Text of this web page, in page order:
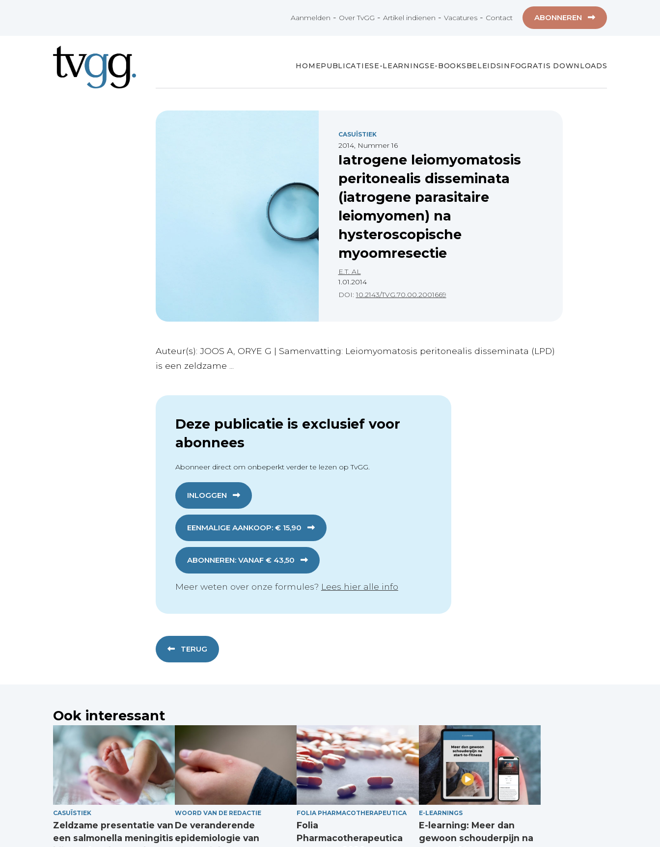
Aanmelden - Over TvGG -Artikel indienen -Vacatures - Contact ABONNEREN
HOMEPUBLICATIESE-LEARNINGSE-BOOKSBELEIDSINFOGRATIS DOWNLOADS
CASUÏSTIEK
2014, Nummer 16
Iatrogene leiomyomatosis
peritonealis disseminata
(iatrogene parasitaire
leiomyomen) na
hysteroscopische
myoomresectie
E.T. AL
1.01.2014
DOI:10.2143/TVG.70.00.2001669
Auteur(s): JOOS A, ORYE G | Samenvatting: Leiomyomatosis peritonealis disseminata (LPD)
is een zeldzame ...
Deze publicatie is exclusief voor
abonnees
Abonneer direct om onbeperkt verder te lezen op TvGG.
INLOGGEN
EENMALIGE AANKOOP: € 15,90
ABONNEREN: VANAF € 43,50
Meer weten over onze formules? Lees hier alle info
TERUG
Ook interessant
CASUÏSTIEK
Zeldzame presentatie van
een salmonella meningitis
WOORD VAN DE REDACTIE
De veranderende
epidemiologie van
FOLIA PHARMACOTHERAPEUTICA
Folia
Pharmacotherapeutica
E-LEARNINGS
E-learning: Meer dan
gewoon schouderpijn na